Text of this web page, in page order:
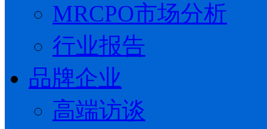
MRCPO市场分析
行业报告
品牌企业
高端访谈